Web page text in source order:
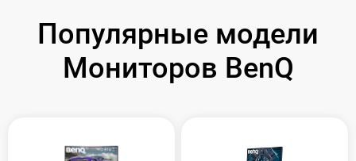
Популярные модели
Мониторов BenQ